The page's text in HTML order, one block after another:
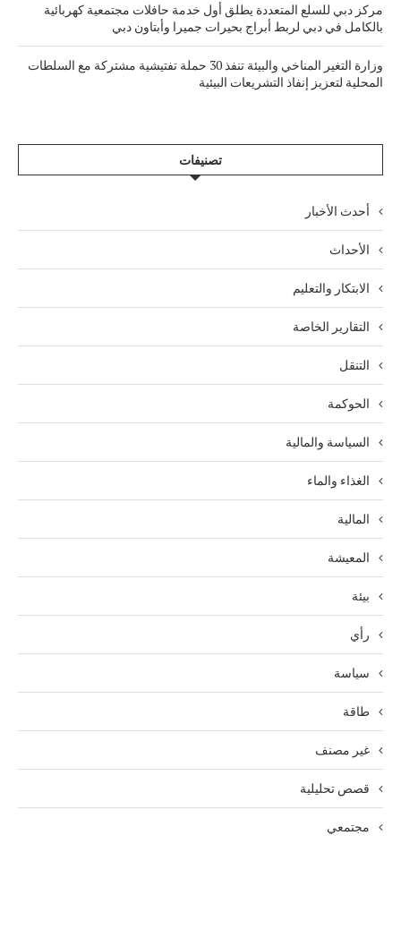
مركز دبي للسلع المتعددة يطلق أول خدمة حافلات مجتمعية كهربائية
بالكامل في دبي لربط أبراج بحيرات جميرا وأبتاون دبي
وزارة التغير المناخي والبيئة تنفذ 30 حملة تفتيشية مشتركة مع السلطات
المحلية لتعزيز إنفاذ التشريعات البيئية
تصنيفات
أحدث الأخبار
الأحداث
الابتكار والتعليم
التقارير الخاصة
التنقل
الحوكمة
السياسة والمالية
الغذاء والماء
المالية
المعيشة
بيئة
رأي
سياسة
طاقة
غير مصنف
قصص تحليلية
مجتمعي